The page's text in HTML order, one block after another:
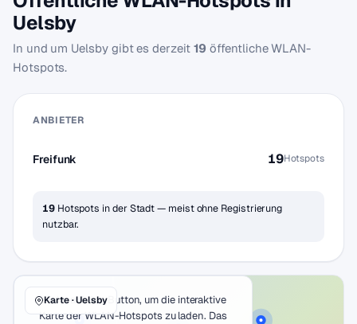
Uelsby
In und um Uelsby gibt es derzeit 19 öffentliche WLAN-
Hotspots.
ANBIETER
Freifunk 19Hotspots
19Hotspots in der Stadt — meist ohne Registrierung
nutzbar.
Klicke auf den Button, um die interaktive
Karte der WLAN-Hotspots zu laden. Das
Karte · Uelsby